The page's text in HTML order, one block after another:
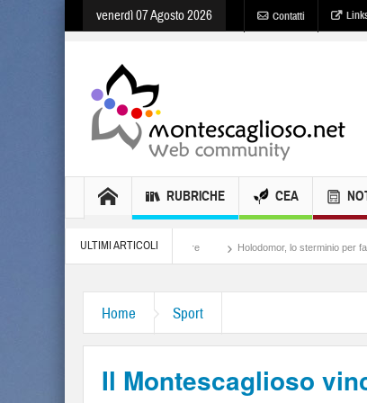
venerdì 07 Agosto 2026 Contatti
RUBRICHE CEA
ULTIMI ARTICOLI
Meloni, il lamento al potere Holodomor, lo sterminio per fame in Ucraina
Home Sport
Il Montescaglioso